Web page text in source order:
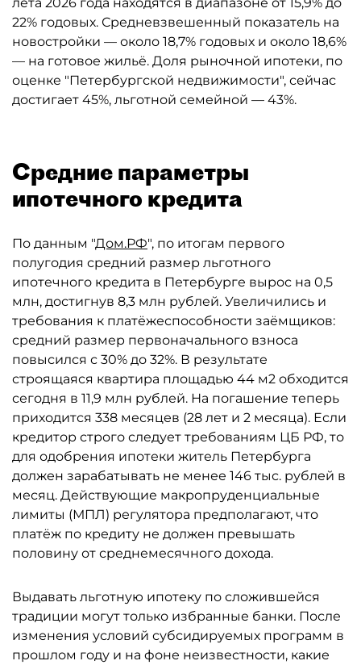
22% годовых. Средневзвешенный показатель на
новостройки — около 18,7% годовых и около 18,6%
— на готовое жильё. Доля рыночной ипотеки, по
оценке "Петербургской недвижимости", сейчас
достигает 45%, льготной семейной — 43%.
Средние параметры
ипотечного кредита
По данным "Дом.РФ", по итогам первого
полугодия средний размер льготного
ипотечного кредита в Петербурге вырос на 0,5
млн, достигнув 8,3 млн рублей. Увеличились и
требования к платёжеспособности заёмщиков:
средний размер первоначального взноса
повысился с 30% до 32%. В результате
строящаяся квартира площадью 44 м2 обходится
сегодня в 11,9 млн рублей. На погашение теперь
приходится 338 месяцев (28 лет и 2 месяца). Если
кредитор строго следует требованиям ЦБ РФ, то
для одобрения ипотеки житель Петербурга
должен зарабатывать не менее 146 тыс. рублей в
месяц. Действующие макропруденциальные
лимиты (МПЛ) регулятора предполагают, что
платёж по кредиту не должен превышать
половину от среднемесячного дохода.
Выдавать льготную ипотеку по сложившейся
традиции могут только избранные банки. После
изменения условий субсидируемых программ в
прошлом году и на фоне неизвестности, какие